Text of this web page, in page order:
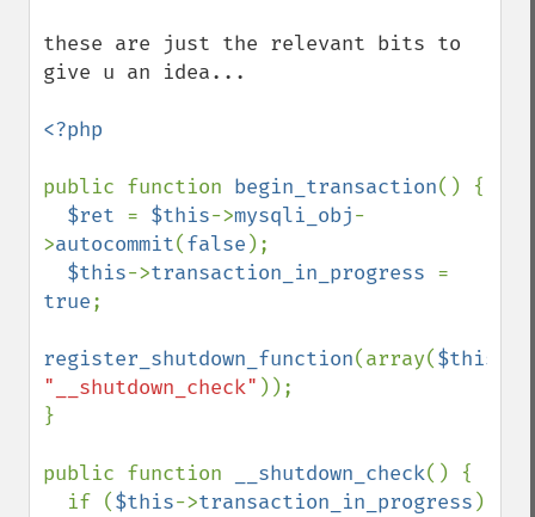
these are just the relevant bits to
give u an idea...
<?php
public function begin_transaction() {
$ret = $this->mysqli_obj-
>autocommit(false );
$this->transaction_in_progress
true;
register_shutdown_function(array($this
"__shutdown_check" ));
}
public function __shutdown_check() {
  if (
$this->transaction_in_progress )